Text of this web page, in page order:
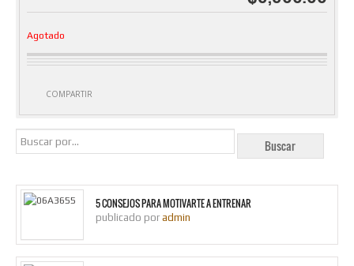
Agotado
COMPARTIR
5 CONSEJOS PARA MOTIVARTE A ENTRENAR
publicado por admin